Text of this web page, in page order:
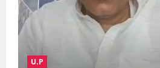
का
स्लैब
U.P